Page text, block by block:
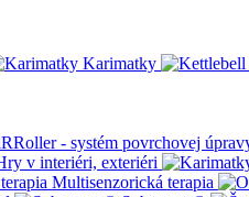
Karimatky
v interiéri, exteriéri
Multisenzorická terapia